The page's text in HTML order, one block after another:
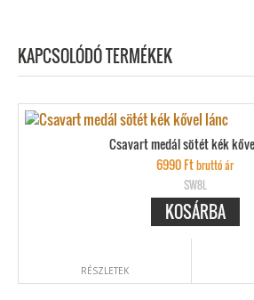
KAPCSOLÓDÓ TERMÉKEK
Csavart medál sötét kék
6990Ftbruttó ár
SW8L
KOSÁRBA
RÉSZLETEK